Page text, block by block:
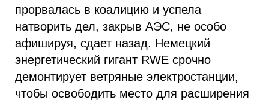
прорвалась в коалицию и успела
натворить дел, закрыв АЭС, не особо
афишируя, сдает назад. Немецкий
энергетический гигант RWE срочно
демонтирует ветряные электростанции,
чтобы освободить место для расширения